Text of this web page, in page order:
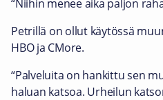
“Niihin menee aika paljon
Petrillä on ollut käytössä
HBO ja CMore.
“Palveluita on hankittu sen
haluan katsoa. Urheilun